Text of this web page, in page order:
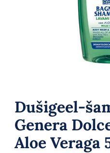
Dušigeel-
Genera
Aloe Veraga